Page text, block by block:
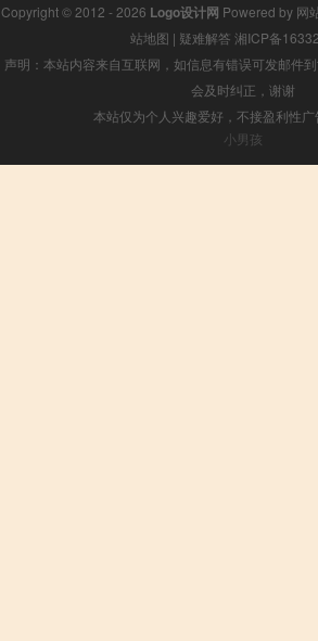
Copyright © 2012 - 2026 Logo设计网 Powered by 网
站地图 | 疑难解答 湘ICP备
声明：本站内容来自互联网，如信息有错误可发邮件
会及时纠正，谢谢
本站仅为个人兴趣爱好，不接盈利性
小男孩